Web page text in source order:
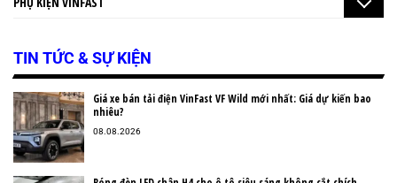
TIN TỨC & SỰ KIỆN
Giá xe bán tải điện VinFast VF Wild mới nhất: Giá dự kiến bao
nhiêu?
08.08.2026